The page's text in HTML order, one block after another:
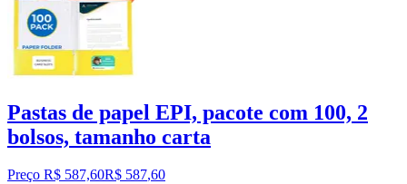
Pastas de papel EPI, pacote com 100, 2
bolsos, tamanho carta
Preço R$ 587,60R$ 587,60